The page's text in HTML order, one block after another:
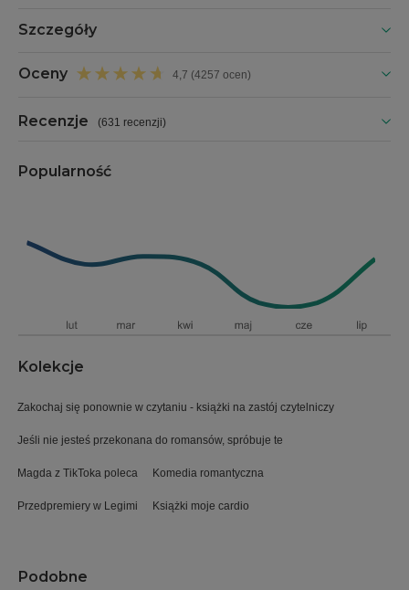
Szczegóły
Oceny 4,7 (4257 ocen)
Recenzje (631 recenzji)
Popularność
Kolekcje
Zakochaj się ponownie w czytaniu - książki na zastój czytelniczy
Jeśli nie jesteś przekonana do romansów, spróbuje te
Magda z TikToka poleca Komedia romantyczna
Przedpremiery w Legimi Książki moje cardio
Podobne